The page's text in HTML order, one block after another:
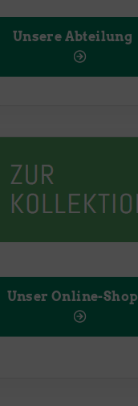
Unsere Abteilung
Unser Online-Shop